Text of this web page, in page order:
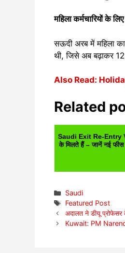
महिला कर्मचारियों के
सऊदी अरब में महिला
थी, जिसे अब बढ़ाकर 12
Also Read:
Related
Saudi Exit Re-Entry
के मिलते हैं – जानें नई
Categories
Saudi
Tags
Featured Post
अदालत ने डीयू प्रोफेसर
Kuwait: PM